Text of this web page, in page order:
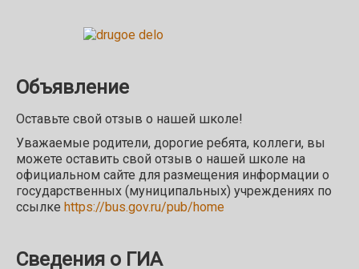
Объявление
Оставьте свой отзыв о нашей школе!
Уважаемые родители, дорогие ребята, коллеги, вы
можете оставить свой отзыв о нашей школе на
официальном сайте для размещения информации о
государственных (муниципальных) учреждениях по
ссылке https://bus.gov.ru/pub/home
Сведения о ГИА